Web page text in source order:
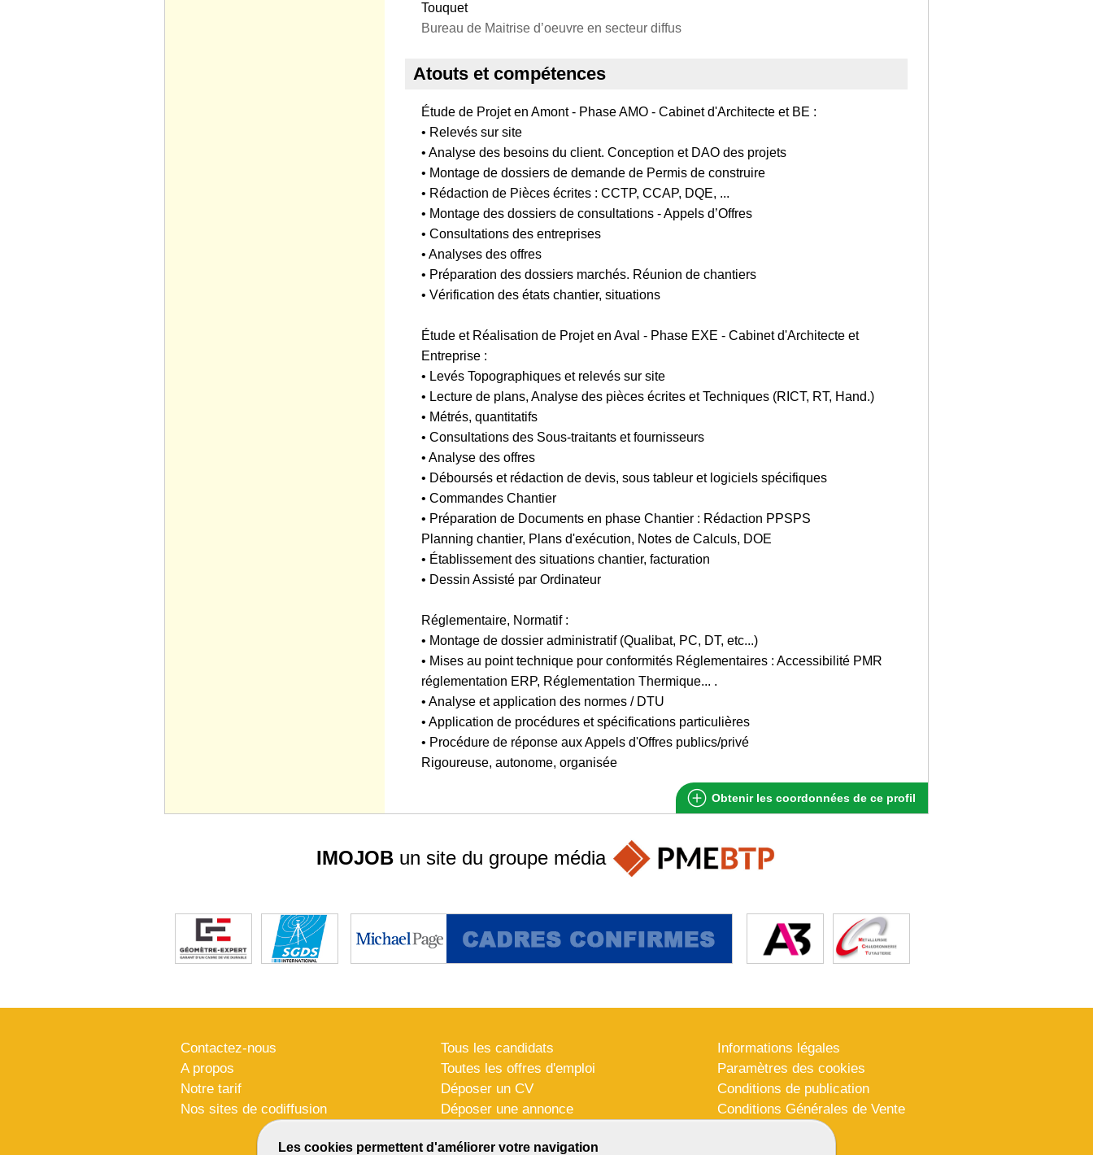
Touquet
Bureau de Maitrise d’oeuvre en secteur diffus
Atouts et compétences
Étude de Projet en Amont - Phase AMO - Cabinet d'Architecte et BE :
• Relevés sur site
• Analyse des besoins du client. Conception et DAO des projets
• Montage de dossiers de demande de Permis de construire
• Rédaction de Pièces écrites : CCTP, CCAP, DQE, ...
• Montage des dossiers de consultations - Appels d’Offres
• Consultations des entreprises
• Analyses des offres
• Préparation des dossiers marchés. Réunion de chantiers
• Vérification des états chantier, situations
Étude et Réalisation de Projet en Aval - Phase EXE - Cabinet d'Architecte et
Entreprise :
• Levés Topographiques et relevés sur site
• Lecture de plans, Analyse des pièces écrites et Techniques (RICT, RT, Hand.)
• Métrés, quantitatifs
• Consultations des Sous-traitants et fournisseurs
• Analyse des offres
• Déboursés et rédaction de devis, sous tableur et logiciels spécifiques
• Commandes Chantier
• Préparation de Documents en phase Chantier : Rédaction PPSPS
Planning chantier, Plans d'exécution, Notes de Calculs, DOE
• Établissement des situations chantier, facturation
• Dessin Assisté par Ordinateur
Réglementaire, Normatif :
• Montage de dossier administratif (Qualibat, PC, DT, etc...)
• Mises au point technique pour conformités Réglementaires : Accessibilité PMR
réglementation ERP, Réglementation Thermique... .
• Analyse et application des normes / DTU
• Application de procédures et spécifications particulières
• Procédure de réponse aux Appels d'Offres publics/privé
Rigoureuse, autonome, organisée
Obtenir les coordonnées de ce profil
Les cookies permettent d'améliorer votre navigation
IMOJOB un site du groupe média
Contactez-nous
A propos
Notre tarif
Nos sites de codiffusion
Tous les candidats
Toutes les offres d'emploi
Déposer un CV
Déposer une annonce
Informations légales
Paramètres des cookies
Conditions de publication
Conditions Générales de Vente